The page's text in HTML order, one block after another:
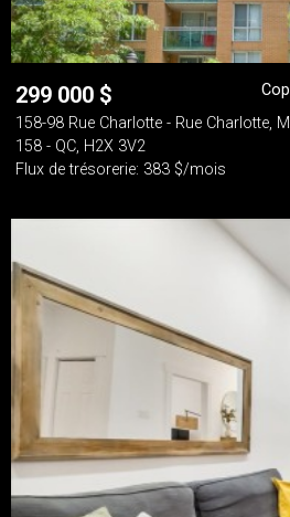
299 000 $
158-98 Rue Charlotte - Rue Charlotte,
158 - QC, H2X 3V2
Flux de trésorerie: 383 $/mois